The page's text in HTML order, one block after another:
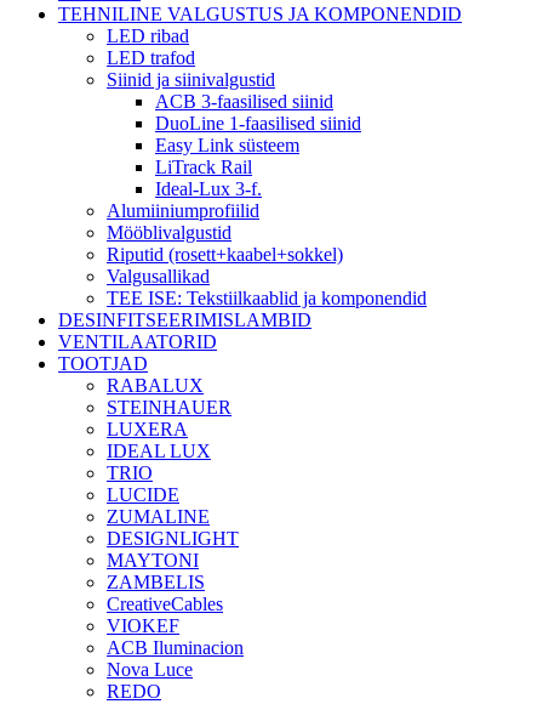
TEHNILINE VALGUSTUS JA KOMPONENDID
LED ribad
LED trafod
Siinid ja siinivalgustid
ACB 3-faasilised siinid
DuoLine 1-faasilised siinid
Easy Link süsteem
LiTrack Rail
Ideal-Lux 3-f.
Alumiiniumprofiilid
Mööblivalgustid
Riputid (rosett+kaabel+sokkel)
Valgusallikad
TEE ISE: Tekstiilkaablid ja komponendid
DESINFITSEERIMISLAMBID
VENTILAATORID
TOOTJAD
RABALUX
STEINHAUER
LUXERA
IDEAL LUX
TRIO
LUCIDE
ZUMALINE
DESIGNLIGHT
MAYTONI
ZAMBELIS
CreativeCables
VIOKEF
ACB Iluminacion
Nova Luce
REDO